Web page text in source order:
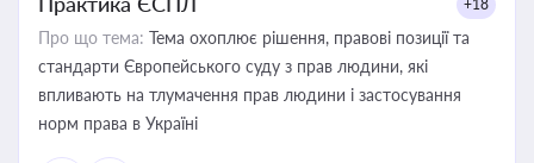
+18
Про що тема: Тема охоплює рішення, правові позиції та
стандарти Європейського суду з прав людини, які
впливають на тлумачення прав людини і застосування
норм права в Україні